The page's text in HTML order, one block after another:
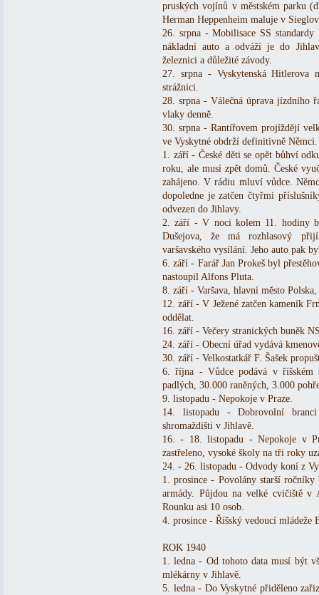
pruských vojínů v městském parku
Herman Heppenheim maluje v
26. srpna - Mobilisace SS
nákladní auto a odváží je do
železnici a důležité závody.
27. srpna - Vyskytenská
strážnici.
28. srpna - Válečná úprava jízdního
vlaky denně.
30. srpna - Rantířovem projíždějí
ve Vyskytné obdrží definitivně Němci.
1. září - České děti se opět bůhví
roku, ale musí zpět domů. České
zahájeno. V rádiu mluví vůdce.
dopoledne je zatčen čtyřmi
odvezen do Jihlavy.
2. září - V noci kolem 11. hodiny
Dušejova, že má rozhlasový
varšavského vysílání. Jeho auto pak
6. září - Farář Jan Prokeš byl
nastoupil Alfons Pluta.
8. září - Varšava, hlavní město
12. září - V Ježené zatčen kameník
oddělat.
16. září - Večery stranických buněk
24. září - Obecní úřad vydává
30. září - Velkostatkář F. Šašek
6. října - Vůdce podává v říšském
padlých, 30.000 raněných, 3.000
9. listopadu - Nepokoje v Praze.
14. listopadu - Dobrovolní
shromaždišti v Jihlavě.
16. - 18. listopadu - Nepokoje v
zastřeleno, vysoké školy na tři roky
24. - 26. listopadu - Odvody koní z
1. prosince - Povolány starší
armády. Půjdou na velké cvičiště
Rounku asi 10 osob.
4. prosince - Říšský vedoucí mládeže
ROK 1940
1. ledna - Od tohoto data musí být
mlékárny v Jihlavě.
5. ledna - Do Vyskytné přiděleno